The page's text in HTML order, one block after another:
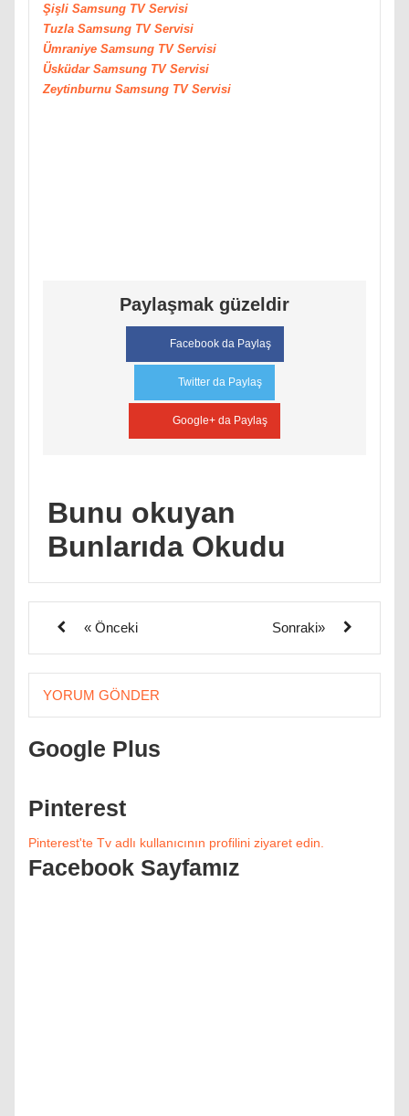
Şişli Samsung TV Servisi
Tuzla Samsung TV Servisi
Ümraniye Samsung TV Servisi
Üsküdar Samsung TV Servisi
Zeytinburnu Samsung TV Servisi
Paylaşmak güzeldir
Facebook da Paylaş
Twitter da Paylaş
Google+ da Paylaş
Bunu okuyan
Bunlarıda Okudu
« Önceki Sonraki»
YORUM GÖNDER
Google Plus
Pinterest
Pinterest'te Tv adlı kullanıcının profilini ziyaret edin.
Facebook Sayfamız